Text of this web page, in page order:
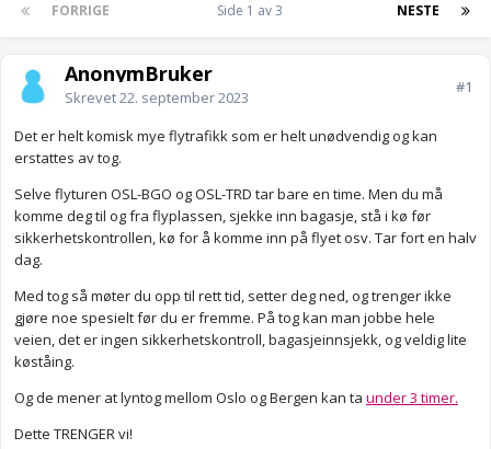
FORRIGE NESTE
Side 1 av 3
AnonymBruker
Skrevet22. september 2023
#1
Det er helt komisk mye flytrafikk som er helt unødvendig og kan
erstattes av tog.
Selve flyturen OSL-BGO og OSL-TRD tar bare en time. Men du må
komme deg til og fra flyplassen, sjekke inn bagasje, stå i kø før
sikkerhetskontrollen, kø for å komme inn på flyet osv. Tar fort en halv
dag.
Med tog så møter du opp til rett tid, setter deg ned, og trenger ikke
gjøre noe spesielt før du er fremme. På tog kan man jobbe hele
veien, det er ingen sikkerhetskontroll, bagasjeinnsjekk, og veldig lite
køståing.
Og de mener at lyntog mellom Oslo og Bergen kan ta under 3 timer.
Dette TRENGER vi!